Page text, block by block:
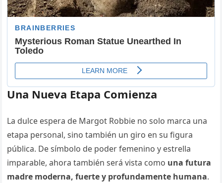
Una Nueva Etapa Comienza
La dulce espera de Margot Robbie no solo marca una
etapa personal, sino también un giro en su figura
pública. De símbolo de poder femenino y estrella
imparable, ahora también será vista como una futura
madre moderna, fuerte y profundamente humana.